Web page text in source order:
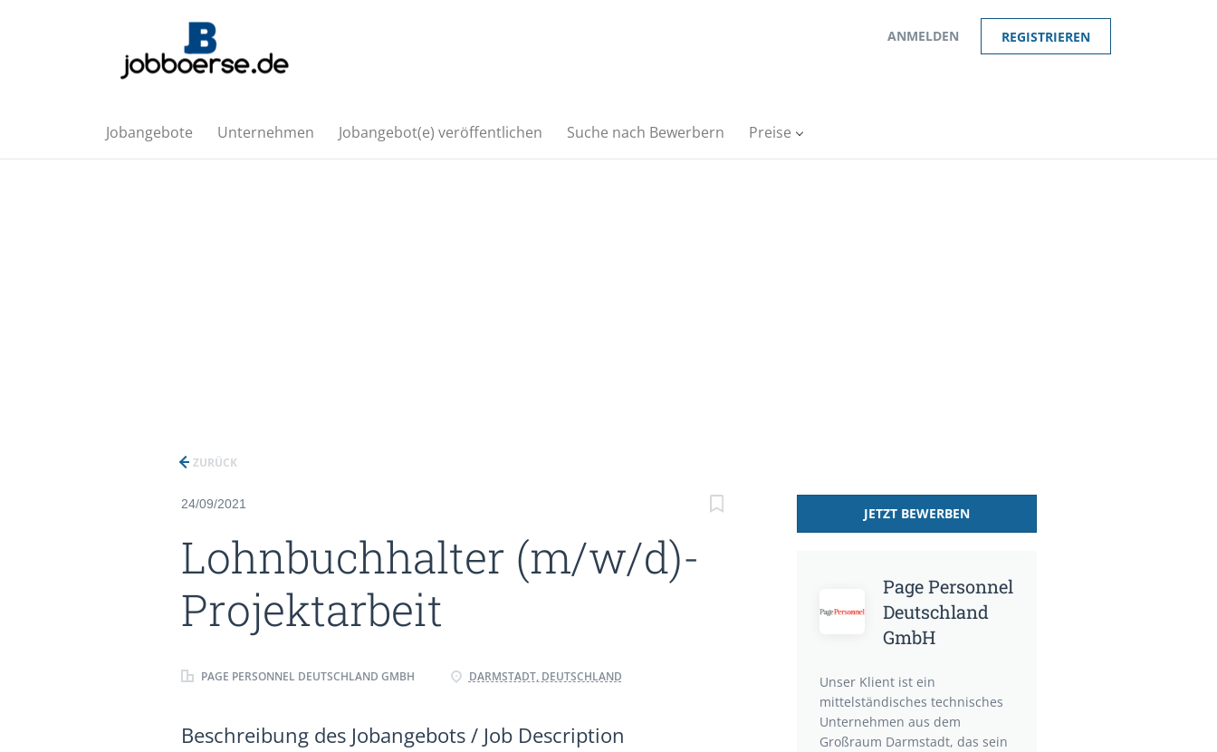
ANMELDEN REGISTRIEREN
Jobangebote Unternehmen Jobangebot(e) veröffentlichen Suche nach Bewerbern Preise
ZURÜCK
24/09/2021
Lohnbuchhalter (m/w/d)-
Projektarbeit
PAGE PERSONNEL DEUTSCHLAND GMBH DARMSTADT, DEUTSCHLAND
Beschreibung des Jobangebots / Job Description
JETZT BEWERBEN
Page Personnel
Deutschland
GmbH
Unser Klient ist ein
mittelständisches technisches
Unternehmen aus dem
Großraum Darmstadt, das sein